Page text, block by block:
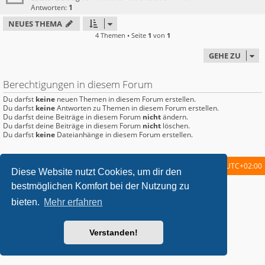
Diese Website nutzt Cookies, um dir den
bestmöglichen Komfort bei der Nutzung zu
bieten. Mehr erfahren
Verstanden!
Antworten: 1
NEUES THEMA
4 Themen • Seite 1 von 1
GEHE ZU
Berechtigungen in diesem Forum
Du darfst keine neuen Themen in diesem Forum erstellen.
Du darfst keineAntworten zu Themen in diesem Forum erstellen.
Du darfst deine Beiträge in diesem Forum nichtändern.
Du darfst deine Beiträge in diesem Forum nicht löschen.
Du darfst keine Dateianhänge in diesem Forum erstellen.
Startseite Foren-Übersicht UTC+02:00
metrolike style byEric SeguinUpdated for phpBB3.2 by
Powered by
Deutsche Übersetzung durch